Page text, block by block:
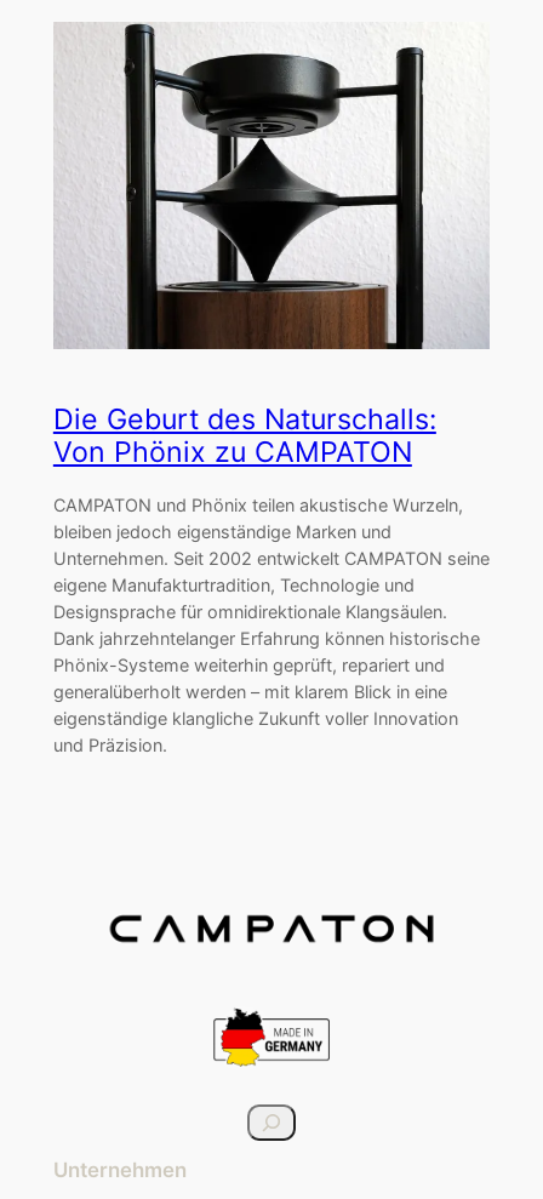
Die Geburt des Naturschalls:
Von Phönix zu CAMPATON
CAMPATON und Phönix teilen akustische Wurzeln,
bleiben jedoch eigenständige Marken und
Unternehmen. Seit 2002 entwickelt CAMPATON seine
eigene Manufakturtradition, Technologie und
Designsprache für omnidirektionale Klangsäulen.
Dank jahrzehntelanger Erfahrung können historische
Phönix-Systeme weiterhin geprüft, repariert und
generalüberholt werden – mit klarem Blick in eine
eigenständige klangliche Zukunft voller Innovation
und Präzision.
S
u
Unternehmen